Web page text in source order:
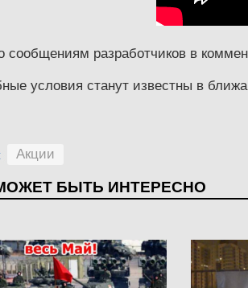
сообщениям разработчиков в
условия станут известны в
Акции
БЫТЬ ИНТЕРЕСНО